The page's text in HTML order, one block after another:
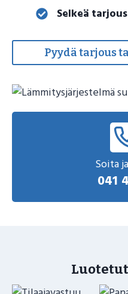
Soita
041
Selkeä
Pyydä tarjous